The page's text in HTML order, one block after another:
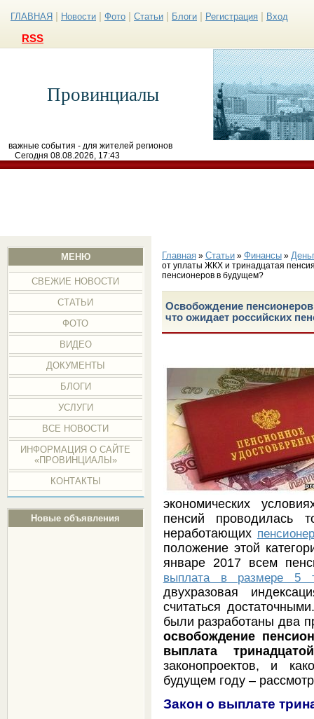
ГЛАВНАЯ Новости Фото Статьи Блоги Регистрация Вход
RSS
Провинциалы
важные события - для жителей регионов
Сегодня 08.08.2026, 17:43
МЕНЮ
СВЕЖИЕ НОВОСТИ
СТАТЬИ
ФОТО
ВИДЕО
ДОКУМЕНТЫ
БЛОГИ
УСЛУГИ
ВСЕ НОВОСТИ
ИНФОРМАЦИЯ О САЙТЕ
«ПРОВИНЦИАЛЫ»
КОНТАКТЫ
Новые объявления
Главная» Статьи» Финансы»
от уплаты ЖКХ и тринадцатая
пенсионеров в будущем?
Освобождение
что ожидает российских
экономических
пенсий проводилась
неработающих
положение этой
январе 2017 всем
выплата в размере 5
двухразовая
считаться
были разработаны два
освобождение
выплата
законопроектов, и
будущем году –
Закон о выплате